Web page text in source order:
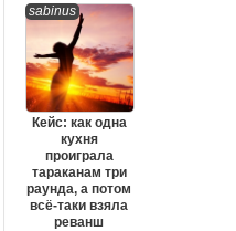
sabinus
Кейс: как одна
кухня
проиграла
тараканам три
раунда, а потом
всё-таки взяла
реванш